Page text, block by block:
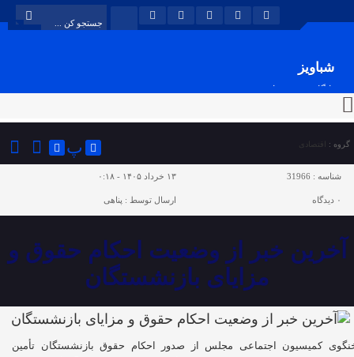
شباویز
پایگاه خبری شباویز
گروه : اقتصادی پ
شناسه : 31966 ۱۳ خرداد ۱۴۰۵ - ۰:۱۸
۰ دیدگاه ارسال توسط : پناهی
آخرین خبر از وضعیت احکام حقوق و
مزایای بازنشستگان
کمیسیون اجتماعی مجلس از صدور احکام حقوق بازنشستگان تأمین